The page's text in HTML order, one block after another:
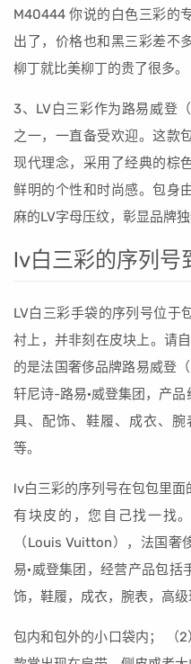
M40444 你说的白色三彩的
出了，价格也和黑三彩差不
柳丁就比美柳丁的贵了很多。
3、LV白三彩作为路易威登
之一，一直备受欢迎。这款
现代理念，采用了经典的棕
鲜明的个性和时尚感。包身
麻的LV字母压纹，彰显品牌独
lv白三彩的序列号
LV白三彩手袋的序列号位于
衬上，并非刻在皮块上。请
的是法国奢侈品牌路易威登
轩尼诗-路易·威登集团，产
具、配饰、鞋履、成衣、
等。
lv白三彩的序列号在包包里
有块皮的，您自己找一找
（Louis Vuitton），法国奢
易·威登集团，经营产品包括
饰，鞋履，成衣，腕表，高级
包内和包外的小口袋内； （